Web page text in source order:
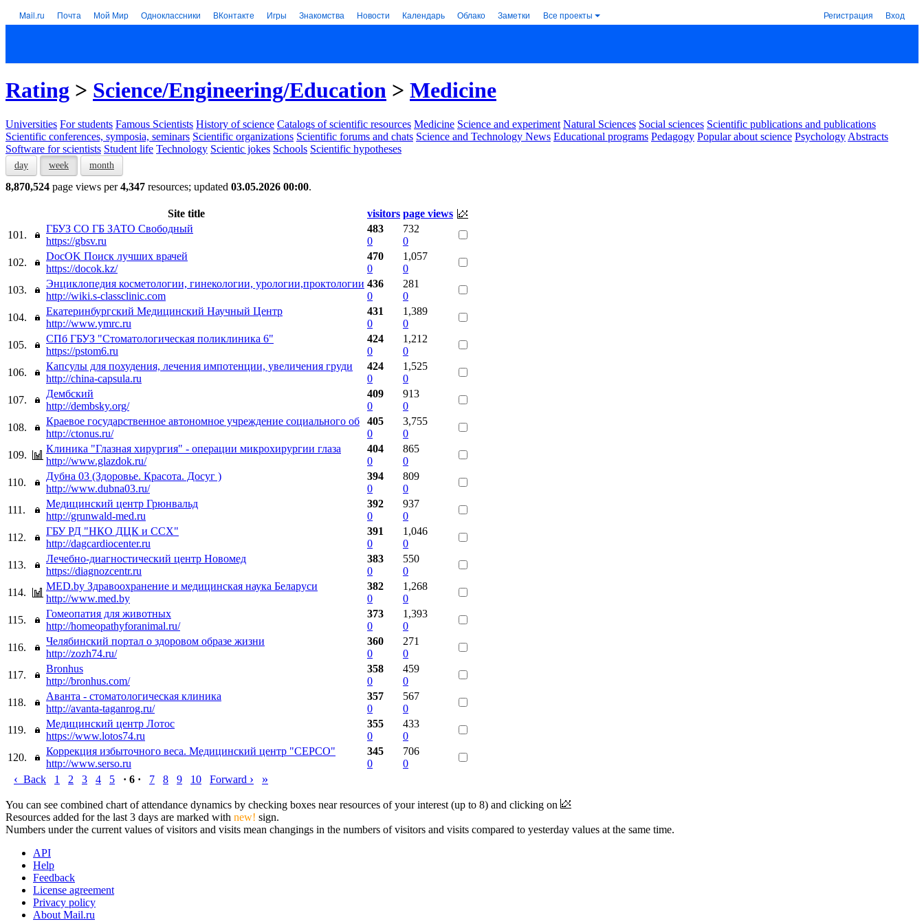
Mail.ru Почта Мой Мир Одноклассники ВКонтакте Игры Знакомства Новости Календарь Облако Заметки Все проекты Регистрация Вход
Rating > Science/Engineering/Education > Medicine
Universities For students Famous Scientists History of science Catalogs of scientific resources Medicine Science and experiment Natural Sciences Social sciences Scientific publications and publications
Scientific conferences, symposia, seminars Scientific organizations Scientific forums and chats Science and Technology News Educational programs Pedagogy Popular about science Psychology Abstracts
Software for scientists Student life Technology Scientic jokes Schools Scientific hypotheses
day week month
8,870,524 page views per4,347 resources; updated 03.05.2026 00:00.
Site title visitors page views
101.
ГБУЗ СО ГБ ЗАТО Свободный
https://gbsv.ru
483
0
732
0
102.
DocOK Поиск лучших врачей
https://docok.kz/
470
0
1,057
0
103.
Энциклопедия косметологии, гинекологии, урологии,проктологии
http://wiki.s-classclinic.com
436
0
281
0
104.
Екатеринбургский Медицинский Научный Центр
http://www.ymrc.ru
431
0
1,389
0
105.
СПб ГБУЗ "Стоматологическая поликлиника 6"
https://pstom6.ru
424
0
1,212
0
106.
Капсулы для похудения, лечения импотенции, увеличения груди
http://china-capsula.ru
424
0
1,525
0
107.
Дембский
http://dembsky.org/
409
0
913
0
108.
Краевое государственное автономное учреждение социального об
http://ctonus.ru/
405
0
3,755
0
109.
Клиника "Глазная хирургия" - операции микрохирургии глаза
http://www.glazdok.ru/
404
0
865
0
110.
Дубна 03 (Здоровье. Красота. Досуг )
http://www.dubna03.ru/
394
0
809
0
111.
Медицинский центр Грюнвальд
http://grunwald-med.ru
392
0
937
0
112.
ГБУ РД "НКО ДЦК и ССХ"
http://dagcardiocenter.ru
391
0
1,046
0
113.
Лечебно-диагностический центр Новомед
https://diagnozcentr.ru
383
0
550
0
114.
MED.by Здравоохранение и медицинская наука Беларуси
http://www.med.by
382
0
1,268
0
115.
Гомеопатия для животных
http://homeopathyforanimal.ru/
373
0
1,393
0
116.
Челябинский портал о здоровом образе жизни
http://zozh74.ru/
360
0
271
0
117.
Bronhus
http://bronhus.com/
358
0
459
0
118.
Аванта - стоматологическая клиника
http://avanta-taganrog.ru/
357
0
567
0
119.
Медицинский центр Лотос
https://www.lotos74.ru
355
0
433
0
120.
Коррекция избыточного веса. Медицинский центр "СЕРСО"
http://www.serso.ru
345
0
706
0
‹ Back 1 2 3 4 5 · 6 · 7 8 9 10 Forward › »
You can see combined chart of attendance dynamics by checking boxes near resources of your interest (up to 8) and clicking on
Resources added for the last 3 days are marked with new! sign.
Numbers under the current values of visitors and visits mean changings in the numbers of visitors and visits compared to yesterday values at the same time.
API
Help
Feedback
License agreement
Privacy policy
About Mail.ru